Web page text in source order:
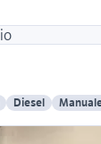
Diesel